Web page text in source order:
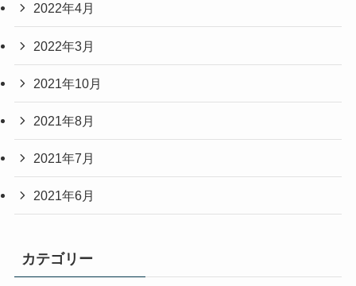
2022年4月
2022年3月
2021年10月
2021年8月
2021年7月
2021年6月
カテゴリー